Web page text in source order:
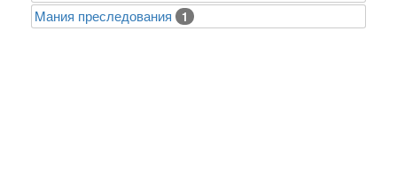
Mания преследования 1